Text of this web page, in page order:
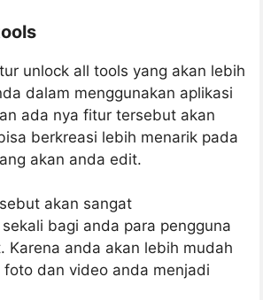
unlock all tools yang akan lebih
dalam menggunakan aplikasi
ada nya fitur tersebut akan
berkreasi lebih menarik pada
akan anda edit.
akan sangat
bagi anda para pengguna
Karena anda akan lebih mudah
dan video anda menjadi